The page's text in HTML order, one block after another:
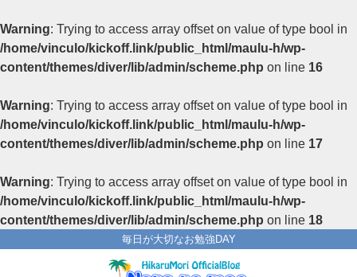
Warning: Trying to access array offset on value of type bool in
/home/vinculo/kickoff.link/public_html/maulu-h/wp-
content/themes/diver/lib/admin/scheme.php on line 16
Warning: Trying to access array offset on value of type bool in
/home/vinculo/kickoff.link/public_html/maulu-h/wp-
content/themes/diver/lib/admin/scheme.php on line 17
Warning: Trying to access array offset on value of type bool in
/home/vinculo/kickoff.link/public_html/maulu-h/wp-
content/themes/diver/lib/admin/scheme.php on line 18
毎日が大切なお勉強DAY